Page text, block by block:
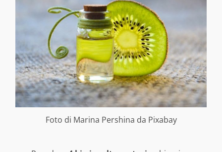
Foto di Marina Pershina da Pixabay